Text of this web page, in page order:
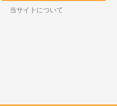
当サイトについて